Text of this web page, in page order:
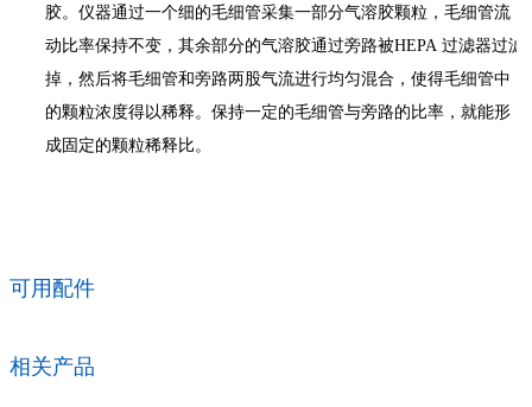
胶。仪器通过一个细的毛细管采集一部分气溶胶颗粒，毛细管流
动比率保持不变，其余部分的气溶胶通过旁路被HEPA 过滤器过滤
掉，然后将毛细管和旁路两股气流进行均匀混合，使得毛细管中
的颗粒浓度得以稀释。保持一定的毛细管与旁路的比率，就能形
成固定的颗粒稀释比。
可用配件
相关产品